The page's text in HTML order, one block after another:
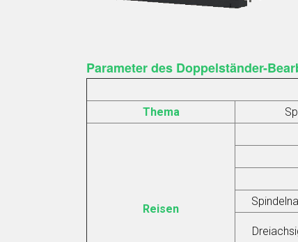
Parameter des Doppelständer-
Thema
Reisen